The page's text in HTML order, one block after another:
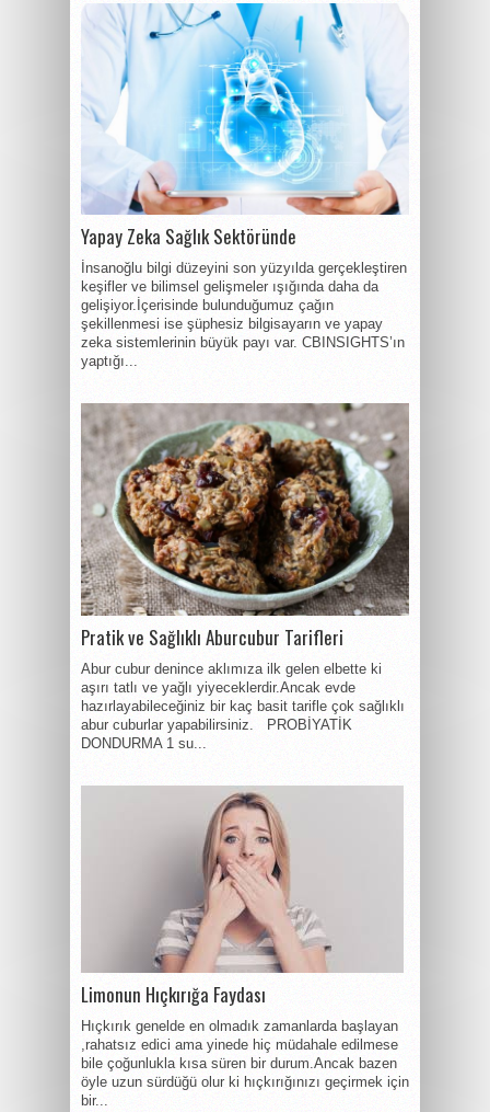
Yapay Zeka Sağlık Sektöründe
İnsanoğlu bilgi düzeyini son yüzyılda gerçekleştiren
keşifler ve bilimsel gelişmeler ışığında daha da
gelişiyor.İçerisinde bulunduğumuz çağın
şekillenmesi ise şüphesiz bilgisayarın ve yapay
zeka sistemlerinin büyük payı var. CBINSIGHTS’ın
yaptığı...
Pratik ve Sağlıklı Aburcubur Tarifleri
Abur cubur denince aklımıza ilk gelen elbette ki
aşırı tatlı ve yağlı yiyeceklerdir.Ancak evde
hazırlayabileceğiniz bir kaç basit tarifle çok sağlıklı
abur cuburlar yapabilirsiniz. PROBİYATİK
DONDURMA 1 su...
Limonun Hıçkırığa Faydası
Hıçkırık genelde en olmadık zamanlarda başlayan
,rahatsız edici ama yinede hiç müdahale edilmese
bile çoğunlukla kısa süren bir durum.Ancak bazen
öyle uzun sürdüğü olur ki hıçkırığınızı geçirmek için
bir...